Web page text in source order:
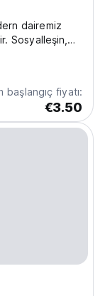
dairemiz
Sosyalleşin,
original
başlangıç fiyatı:
€3.50